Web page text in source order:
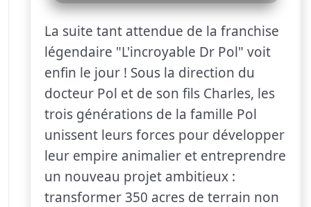
La suite tant attendue de la franchise
légendaire "L'incroyable Dr Pol" voit
enfin le jour ! Sous la direction du
docteur Pol et de son fils Charles, les
trois générations de la famille Pol
unissent leurs forces pour développer
leur empire animalier et entreprendre
un nouveau projet ambitieux :
transformer 350 acres de terrain non